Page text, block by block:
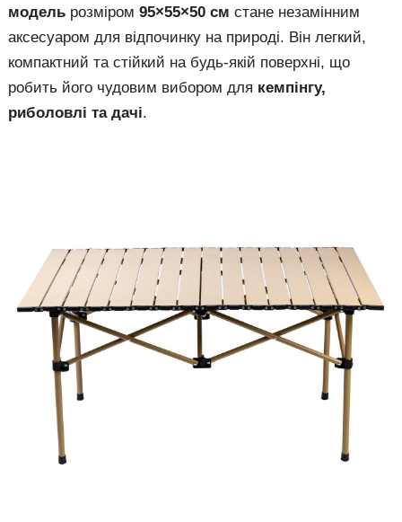
модель розміром 95×55×50 см стане незамінним
аксесуаром для відпочинку на природі. Він легкий,
компактний та стійкий на будь-якій поверхні, що
робить його чудовим вибором для кемпінгу,
риболовлі та дачі.